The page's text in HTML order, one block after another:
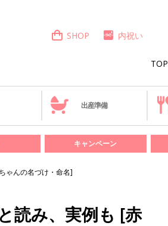
TOP
SHOP 内祝い
出産準備
キャンペーン
ゃんの名づけ・命名]
読み、実例も [赤